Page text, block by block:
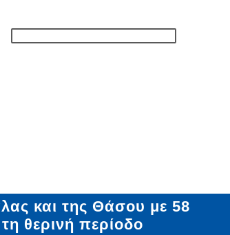
και της Θάσου με 58
θερινή περίοδο